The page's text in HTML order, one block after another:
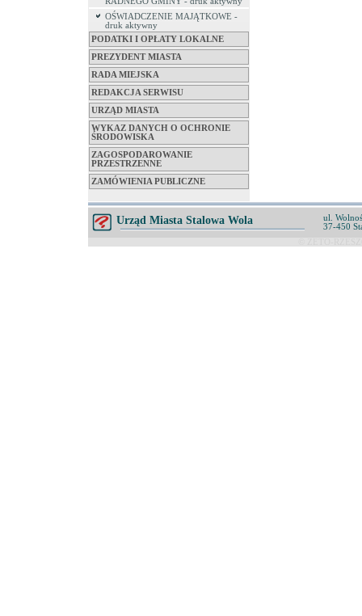
OŚWIADCZENIE MAJĄTKOWE -
druk aktywny
PODATKI I OPŁATY LOKALNE
PREZYDENT MIASTA
RADA MIEJSKA
REDAKCJA SERWISU
URZĄD MIASTA
WYKAZ DANYCH O OCHRONIE
ŚRODOWISKA
ZAGOSPODAROWANIE
PRZESTRZENNE
ZAMÓWIENIA PUBLICZNE
Urząd Miasta Stalowa Wola
ul.
37-450